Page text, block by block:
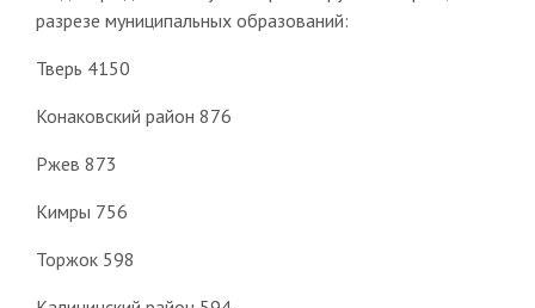
разрезе муниципальных образований:
Тверь 4150
Конаковский район 876
Ржев 873
Кимры 756
Торжок 598